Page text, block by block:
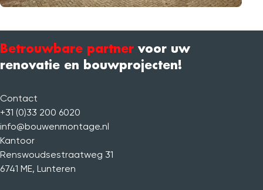
Betrouwbare partner voor uw
renovatie en bouwprojecten!
Contact
+31 (0)33 200 6020
info@bouwenmontage.nl
Kantoor
Renswoudsestraatweg 31
6741 ME, Lunteren